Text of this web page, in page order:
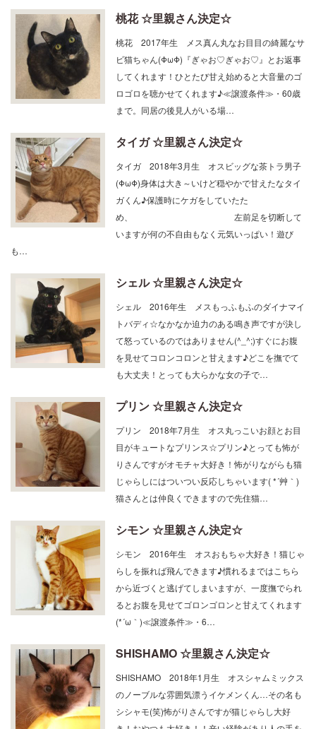
桃花 ☆里親さん決定☆
桃花 2017年生 メス真ん丸なお目目の綺麗なサ
ビ猫ちゃん(ΦωΦ)『ぎゃお♡ぎゃお♡』とお返事
してくれます！ひとたび甘え始めると大音量のゴ
ロゴロを聴かせてくれます♪≪譲渡条件≫・60歳
まで。同居の後見人がいる場…
タイガ ☆里親さん決定☆
タイガ 2018年3月生 オスビッグな茶トラ男子
(ΦωΦ)身体は大き～いけど穏やかで甘えたなタイ
ガくん♪保護時にケガをしていたた
め、 左前足を切断して
いますが何の不自由もなく元気いっぱい！遊び
も…
シェル ☆里親さん決定☆
シェル 2016年生 メスもっふもふのダイナマイ
トバディ☆なかなか迫力のある鳴き声ですが決し
て怒っているのではありません(^_^;)すぐにお腹
を見せてコロンコロンと甘えます♪どこを撫でて
も大丈夫！とっても大らかな女の子で…
プリン ☆里親さん決定☆
プリン 2018年7月生 オス丸っこいお顔とお目
目がキュートなプリンス☆プリン♪とっても怖が
りさんですがオモチャ大好き！怖がりながらも猫
じゃらしにはついつい反応しちゃいます( *´艸｀)
猫さんとは仲良くできますので先住猫…
シモン ☆里親さん決定☆
シモン 2016年生 オスおもちゃ大好き！猫じゃ
らしを振れば飛んできます♪慣れるまではこちら
から近づくと逃げてしまいますが、一度撫でられ
るとお腹を見せてゴロンゴロンと甘えてくれます
(*´ω｀)≪譲渡条件≫・6…
SHISHAMO ☆里親さん決定☆
SHISHAMO 2018年1月生 オスシャムミックス
のノーブルな雰囲気漂うイケメンくん…その名も
シシャモ(笑)怖がりさんですが猫じゃらし大好